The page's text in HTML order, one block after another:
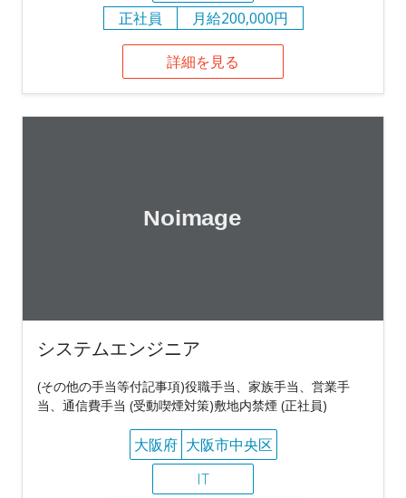
正社員
月給200,000円
詳細を見る
システムエンジニア
(その他の手当等付記事項)役職手当、家族手当、営業手
当、通信費手当 (受動喫煙対策)敷地内禁煙 (正社員)
大阪府 大阪市中央区
IT